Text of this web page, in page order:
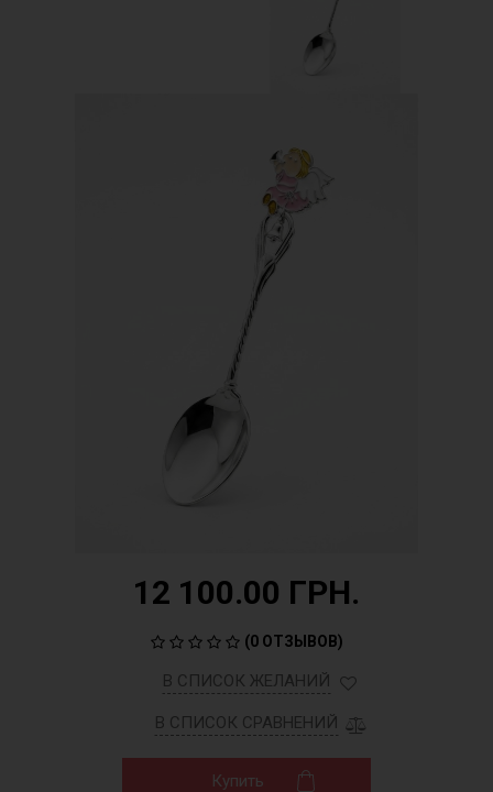
12 100.00 ГРН.
(0 ОТЗЫВОВ)
В СПИСОК ЖЕЛАНИЙ
В СПИСОК СРАВНЕНИЙ
Купить